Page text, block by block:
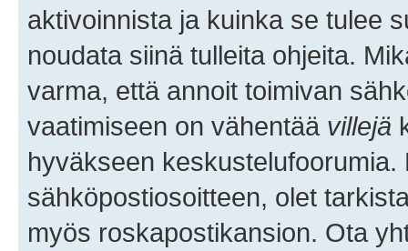
aktivoinnista ja kuinka se tulee
noudata siinä tulleita ohjeita.
varma, että annoit toimivan
vaatimiseen on vähentää villejä
hyväkseen
sähköpostiosoitteen, olet
myös roskapostikansion. Ota